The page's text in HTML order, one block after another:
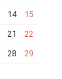
14 15
21 22
28 29